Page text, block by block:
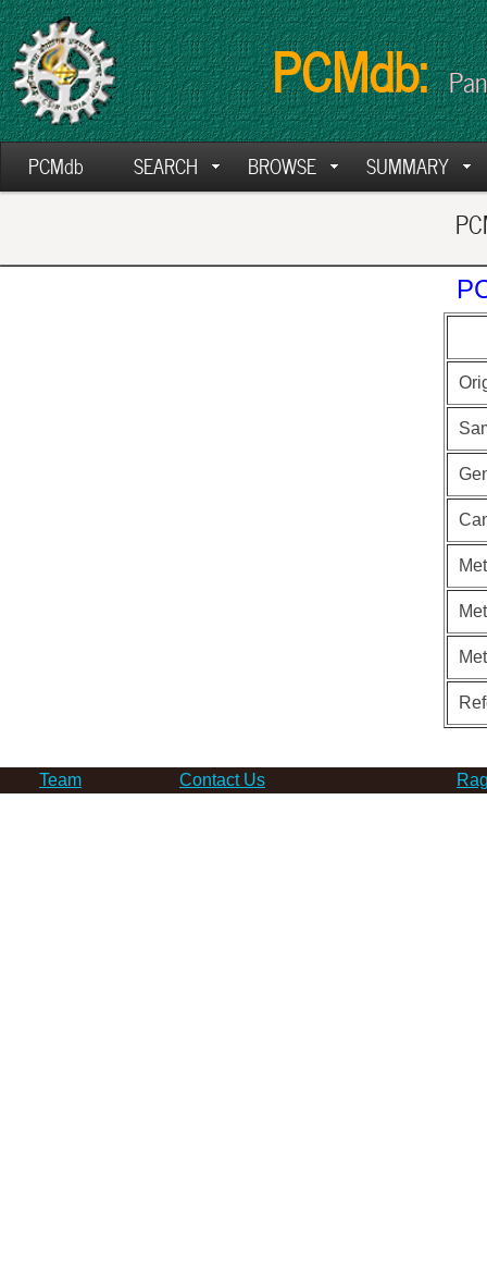
PCMdb:
PCMdb SEARCH BROWSE SUMMARY
Team Contact Us